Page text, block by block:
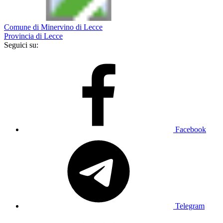
Comune di Minervino di Lecce
Provincia di Lecce
Seguici su:
Facebook
Telegram